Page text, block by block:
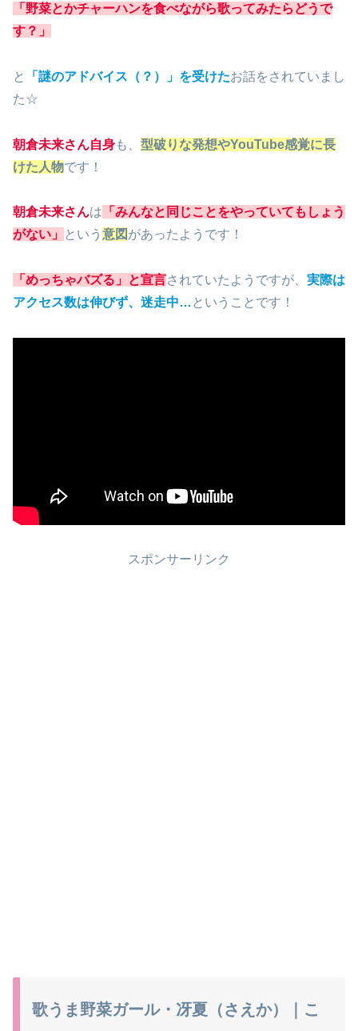
「野菜とかチャーハンを食べながら歌ってみたらどうで
す？」
と 「謎のアドバイス（？）」を受けたお話をされていまし
た☆
朝倉未来さん自身も、 型破りな発想やYouTube感覚に長
けた人物です！
朝倉未来さんは 「みんなと同じことをやっていてもしょう
がない」
という 意図 があったようです！
「めっちゃバズる」と宣言されていたようですが、 実際は
アクセス数は伸びず、迷走中… ということです！
スポンサーリンク
歌うま野菜ガール・冴夏（さえか）｜こ